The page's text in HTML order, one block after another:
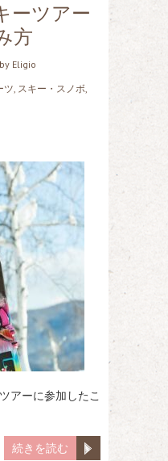
ーツアー
方
by Eligio
ツ, スキー・スノボ,
アーに参加したこ
続きを読む